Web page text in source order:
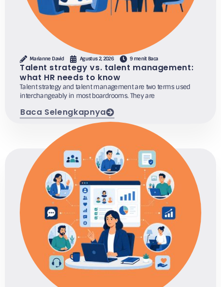
Marianne David Agustus 2, 2026 9 menit Baca
Talent strategy vs. talent management:
what HR needs to know
Talent strategy and talent management are two terms used
interchangeably in most boardrooms. They are
Baca Selengkapnya